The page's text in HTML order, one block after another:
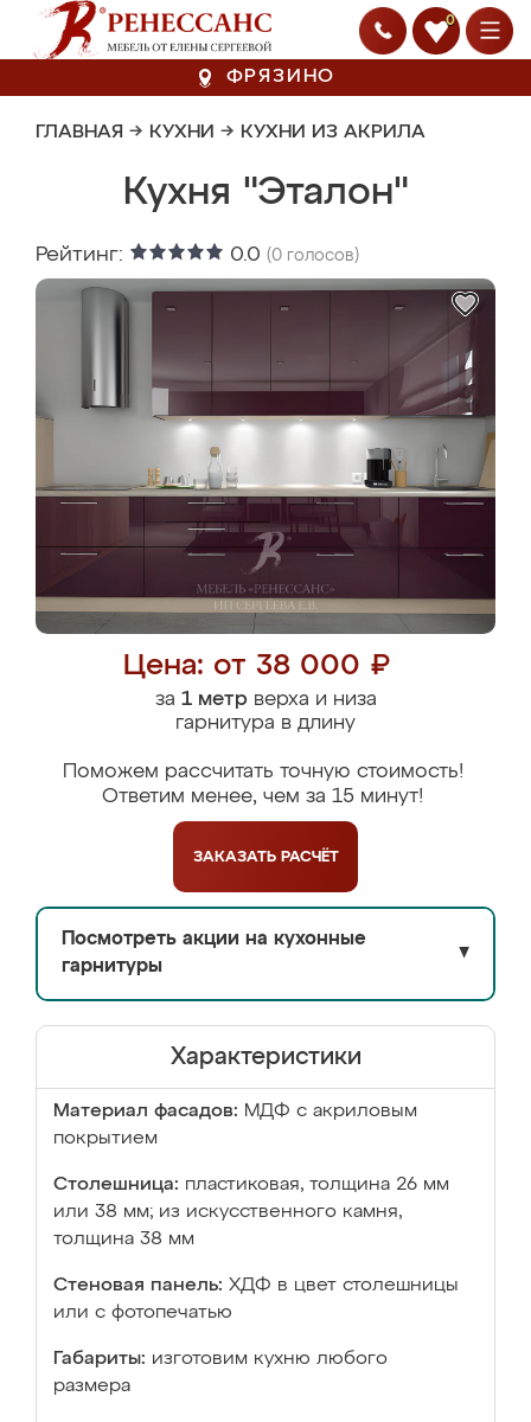
0
ФРЯЗИНО
ГЛАВНАЯ → КУХНИ → КУХНИ ИЗ АКРИЛА
Кухня "Эталон"
Рейтинг: 0.0 (0 голосов)
Цена: от 38 000 ₽
за 1 метрверха и низа
гарнитура в длину
Поможем рассчитать точную стоимость!
Ответим менее, чем за 15 минут!
ЗАКАЗАТЬ РАСЧЁТ
Посмотреть акции на кухонные
гарнитуры
▼
Характеристики
Материал фасадов: МДФ с акриловым
покрытием
Столешница: пластиковая, толщина 26 мм
или 38 мм; из искусственного камня,
толщина 38 мм
Стеновая панель: ХДФ в цвет столешницы
или с фотопечатью
Габариты: изготовим кухню любого
размера